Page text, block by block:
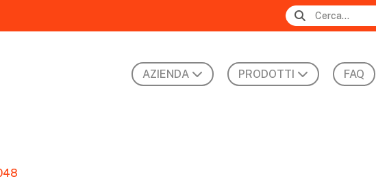
AZIENDA PRODOTTI FAQ